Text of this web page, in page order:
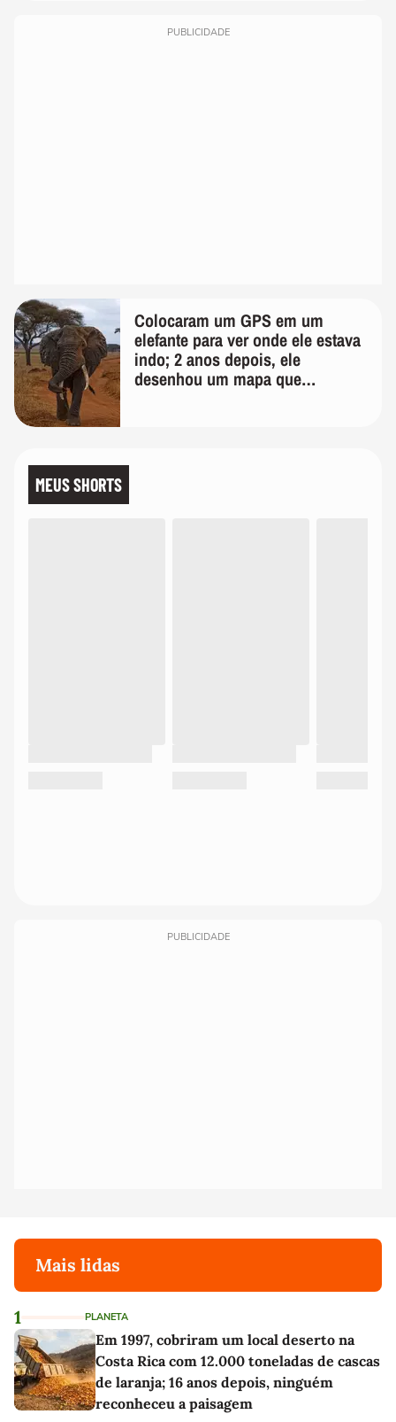
PUBLICIDADE
Colocaram um GPS em um
elefante para ver onde ele estava
indo; 2 anos depois, ele
desenhou um mapa que
MEUS SHORTS
PUBLICIDADE
Mais lidas
1 PLANETA
Em 1997, cobriram um local deserto na
Costa Rica com 12.000 toneladas de cascas
de laranja; 16 anos depois, ninguém
reconheceu a paisagem